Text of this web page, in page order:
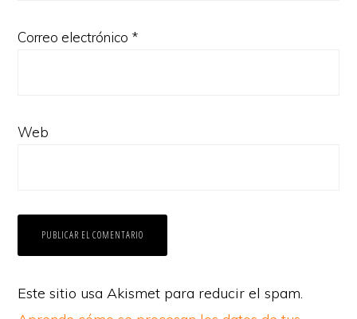
Correo electrónico *
Web
Este sitio usa Akismet para reducir el spam.